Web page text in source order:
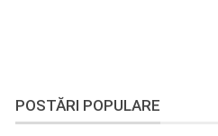
POSTĂRI POPULARE